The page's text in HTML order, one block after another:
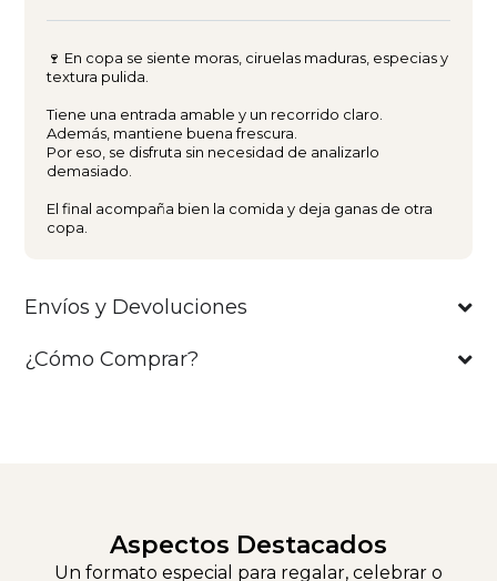
Envíos y Devoluciones
¿Cómo Comprar?
🍷 En copa se siente moras, ciruelas maduras, especias y
textura pulida.
Tiene una entrada amable y un recorrido claro.
Además, mantiene buena frescura.
Por eso, se disfruta sin necesidad de analizarlo
demasiado.
El final acompaña bien la comida y deja ganas de otra
copa.
Aspectos Destacados
Un formato especial para regalar, celebrar o